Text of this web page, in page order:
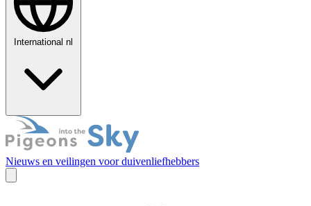
International nl
Nieuws en veilingen voor duivenliefhebbers